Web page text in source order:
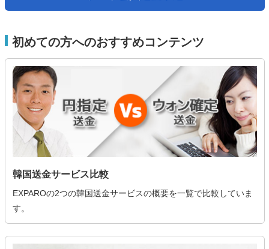
初めての方へのおすすめコンテンツ
韓国送金サービス比較
EXPAROの2つの韓国送金サービスの概要を一覧で比較していま
す。